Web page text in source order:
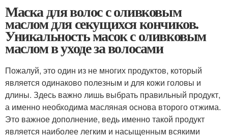
Маска для волос с оливковым
маслом для секущихся кончиков.
Уникальность масок с оливковым
маслом в уходе за волосами
Пожалуй, это один из не многих продуктов, который
является одинаково полезным и для кожи головы и
длины. Здесь важно лишь выбрать правильный продукт,
а именно необходима масляная основа второго отжима.
Это важное дополнение, ведь именно такой продукт
является наиболее легким и насыщенным всякими